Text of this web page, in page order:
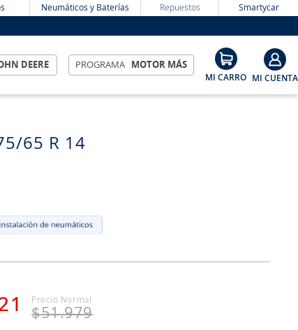
Neumáticos y Baterías Repuestos Smartycar
DEERE PROGRAMA MOTOR MÁS
65 R 14
$51.979